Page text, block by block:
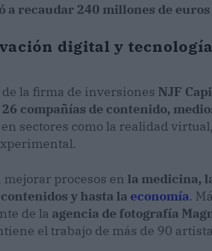
a recaudar 240 millones de euros
digital y
la firma de inversiones NJF
compañías de contenido,
sectores como la realidad
procesos en la medicina,
y hasta la economía.
de la agencia de fotografía
el trabajo de más de 90